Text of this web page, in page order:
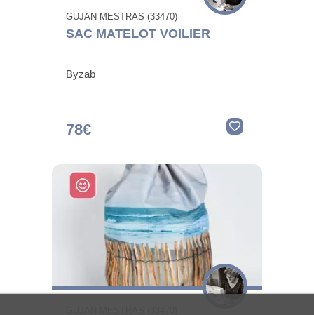
GUJAN MESTRAS (33470)
SAC MATELOT VOILIER
Byzab
78€